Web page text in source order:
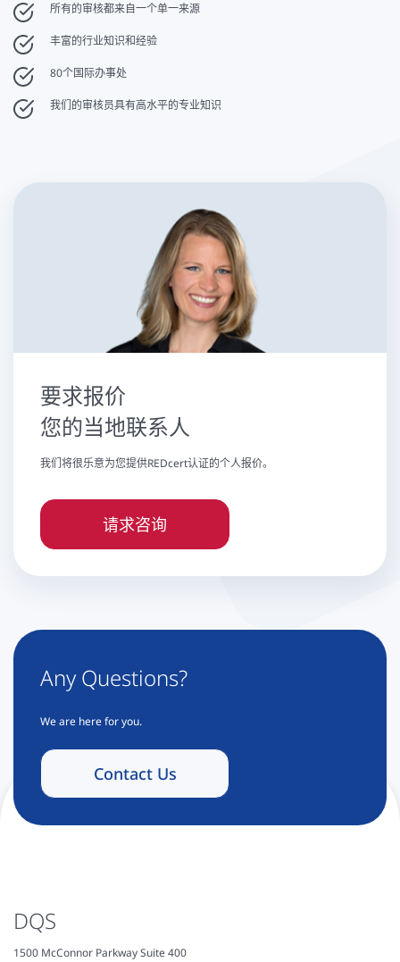
所有的审核都来自一个单一来源
丰富的行业知识和经验
80个国际办事处
我们的审核员具有高水平的专业知识
要求报价
您的当地联系人
我们将很乐意为您提供REDcert认证的个人报价。
请求咨询
Any Questions?
We are here for you.
Contact Us
DQS
1500 McConnor Parkway Suite 400